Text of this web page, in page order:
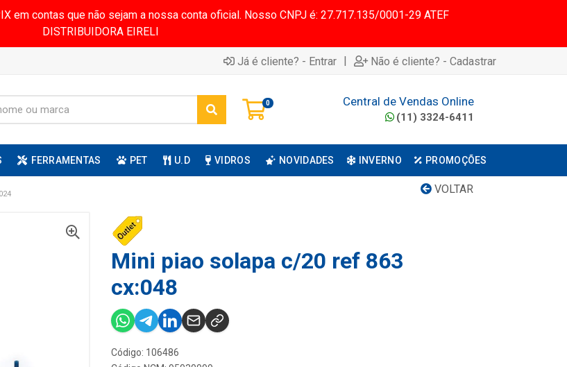
em contas que não sejam a nossa conta oficial. Nosso CNPJ é: 27.717.135/0001-29 ATEF
DISTRIBUIDORA EIRELI
Já é cliente? - Entrar | Não é cliente? - Cadastrar
0 Central de Vendas Online
(11) 3324-6411
FERRAMENTAS PET U.D VIDROS NOVIDADES INVERNO PROMOÇÕES
VOLTAR
Mini piao solapa c/20 ref 863
cx:048
Código: 106486